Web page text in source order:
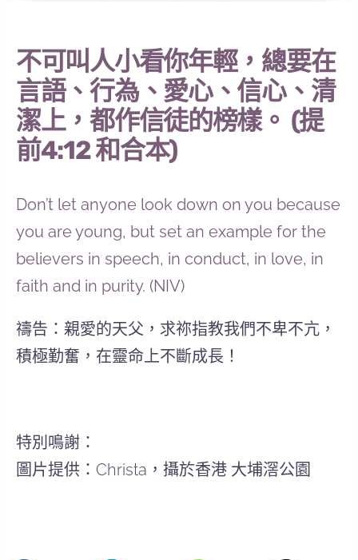
不可叫人小看你年輕，總要在
言語、行為、愛心、信心、清
潔上，都作信徒的榜樣。 (提
前4:12 和合本)
Don’t let anyone look down on you because
you are young, but set an example for the
believers in speech, in conduct, in love, in
faith and in purity. (NIV)
禱告：親愛的天父，求祢指教我們不卑不亢，
積極勤奮，在靈命上不斷成長！
特別鳴謝：
圖片提供：Christa，攝於香港 大埔滘公園